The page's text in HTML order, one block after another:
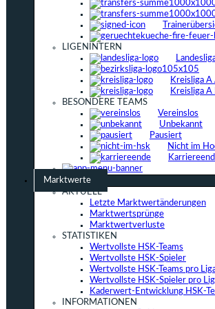
LIGENINTERN
Kreisliga
Kreisliga
BESONDERE TEAMS
Vereinslos
Unbekannt
Pausiert
Nicht im
Marktwerte
AKTUELL
Letzte Marktwertänderungen
Marktwertsprünge
Marktwertverluste
STATISTIKEN
Wertvollste HSK-Teams
Wertvollste HSK-Spieler
Wertvollste HSK-Teams pro
Wertvollste HSK-Spieler pro
Kaderwert-Entwicklung HSK-
INFORMATIONEN